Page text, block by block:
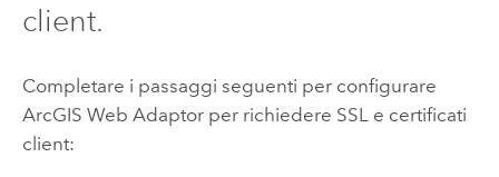
client.
Completare i passaggi seguenti per configurare
ArcGIS Web Adaptorper richiedere SSL e certificati
client: